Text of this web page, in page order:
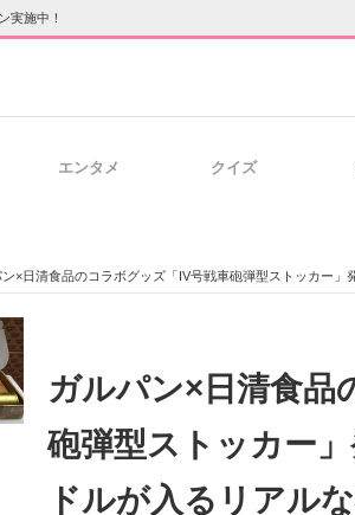
実施中！
働き方のヒント
ア向け専門サイト 企業向けIT製品の総合サイト
エンタメ クイズ
ン×日清食品のコラボグッズ「IV号戦車砲弾型ストッカー
ガルパン×日清食品
砲弾型ストッカー
ドルが入るリアル